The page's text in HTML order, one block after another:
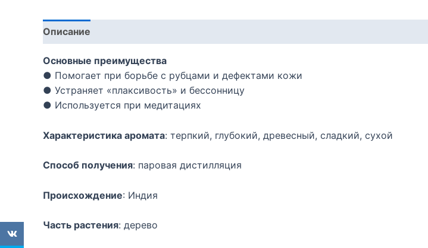
Описание
Основные преимущества
● Помогает при борьбе с рубцами и дефектами кожи
● Устраняет «плаксивость» и бессонницу
● Используется при медитациях
Характеристика аромата: терпкий, глубокий, древесный, сладкий, сухой
Способ получения: паровая дистилляция
Происхождение: Индия
Часть растения: дерево